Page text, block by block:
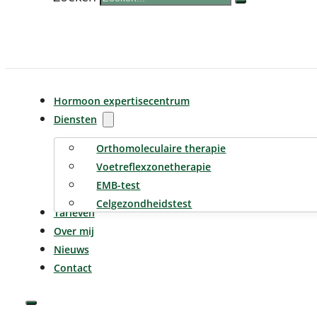
Hormoon expertisecentrum
Diensten
Orthomoleculaire therapie
Voetreflexzonetherapie
EMB-test
Celgezondheidstest
Tarieven
Over mij
Nieuws
Contact